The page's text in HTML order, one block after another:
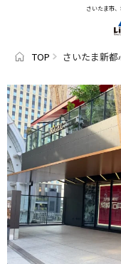
さいたま市
TOP さいたま新